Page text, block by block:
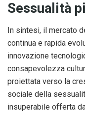
Sessualità
In sintesi, il mercato
continua e rapida
innovazione
consapevolezza
proiettata verso la
sociale della
insuperabile offerta